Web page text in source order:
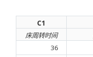
C1
床周转时间
36